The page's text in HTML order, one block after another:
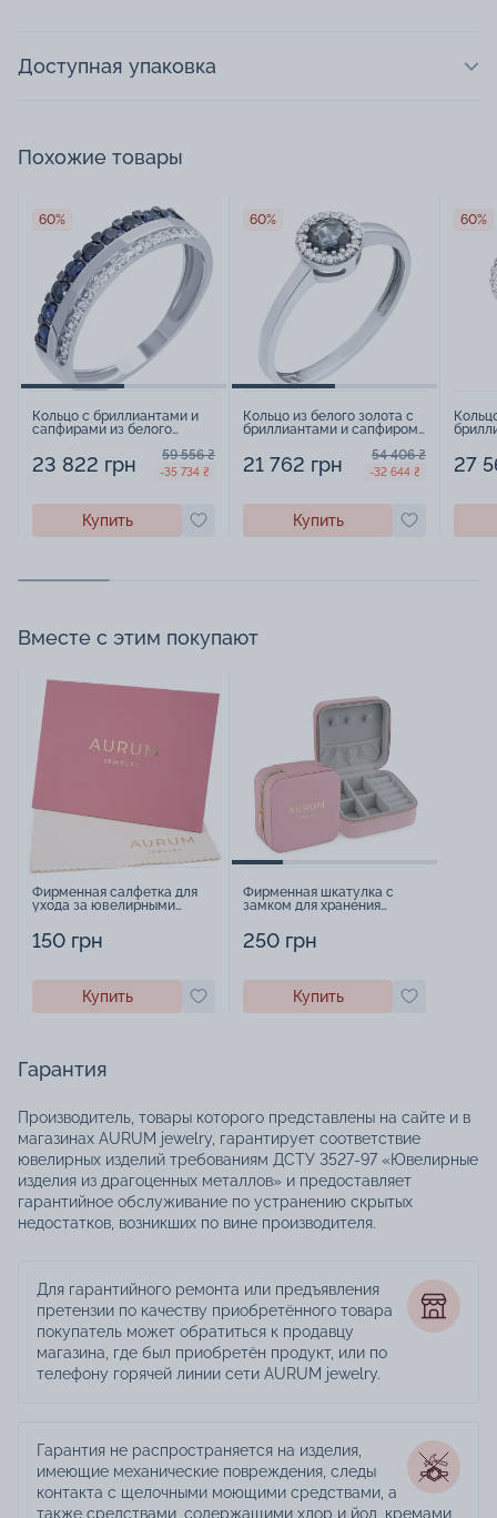
Доступная упаковка
Похожие товары
60%
Кольцо с бриллиантами и
сапфирами из белого
23 822 грн 59 556 ₴
-35 734 ₴
Купить
60%
Кольцо из белого золота с
бриллиантами и сапфиром
21 762 грн 54 406 ₴
-32 644 ₴
Купить
60%
27
Вместе с этим покупают
Фирменная салфетка для
ухода за ювелирными
150 грн
Купить
Фирменная шкатулка с
замком для хранения
250 грн
Купить
Гарантия
Производитель, товары которого представлены на сайте и в
магазинах AURUM jewelry, гарантирует соответствие
ювелирных изделий требованиям ДСТУ 3527-97 «Ювелирные
изделия из драгоценных металлов» и предоставляет
гарантийное обслуживание по устранению скрытых
недостатков, возникших по вине производителя.
Для гарантийного ремонта или предъявления
претензии по качеству приобретённого товара
покупатель может обратиться к продавцу
магазина, где был приобретён продукт, или по
телефону горячей линии сети AURUM jewelry.
Гарантия не распространяется на изделия,
имеющие механические повреждения, следы
контакта с щелочными моющими средствами, а
также средствами, содержащими хлор и йод, кремами